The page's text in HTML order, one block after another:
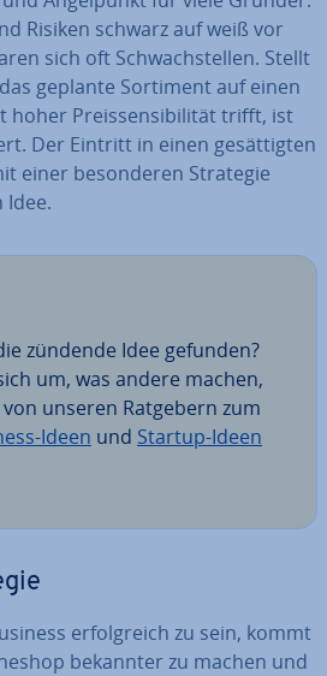
Risiken schwarz auf weiß vor
sich oft Schwach­stel­len. Stellt
geplante Sortiment auf einen
hoher Preis­sen­si­bi­li­tät trifft, ist
Der Eintritt in einen ge­sät­tig­ten
einer be­son­de­ren Strategie
zündende Idee gefunden?
um, was andere machen,
unseren Ratgebern zum
Ideen und Startup-Ideen
er­folg­reich zu sein, kommt
bekannter zu machen und